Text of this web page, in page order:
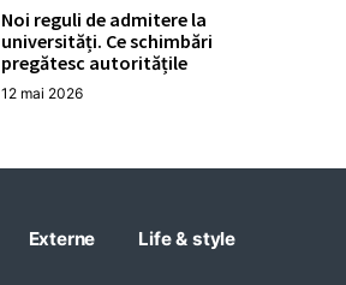
Noi reguli de admitere la
universități. Ce schimbări
pregătesc autoritățile
12 mai 2026
Externe
Life & style